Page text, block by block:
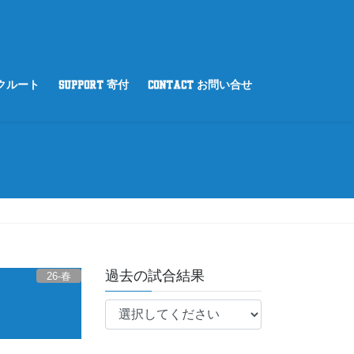
ルート SUPPORT 寄付 CONTACT お問い合せ
26-春 過去の試合結果